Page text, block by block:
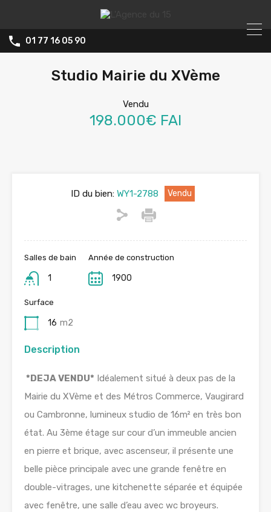
01 77 16 05 90
Studio Mairie du XVème
Vendu
198.000€ FAI
ID du bien:WY1-2788 Vendu
Salles de bain
1
Année de construction
1900
Surface
16 m2
Description
*DEJA VENDU* Idéalement situé à deux pas de la
Mairie du XVème et des Métros Commerce, Vaugirard
ou Cambronne, lumineux studio de 16m² en très bon
état. Au 3ème étage sur cour d’un immeuble ancien
en pierre et brique, avec ascenseur, il présente une
belle pièce principale avec une grande fenêtre en
double-vitrages, une kitchenette séparée et équipée
avec fenêtre, une salle d’eau avec wc broyeurs.